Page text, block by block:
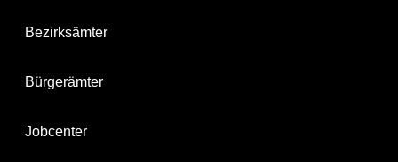
Bezirksämter
Bürgerämter
Jobcenter